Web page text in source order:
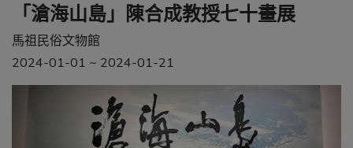
「滄海山島」陳合成教授七十畫展
馬祖民俗文物館
2024-01-01 ~ 2024-01-21